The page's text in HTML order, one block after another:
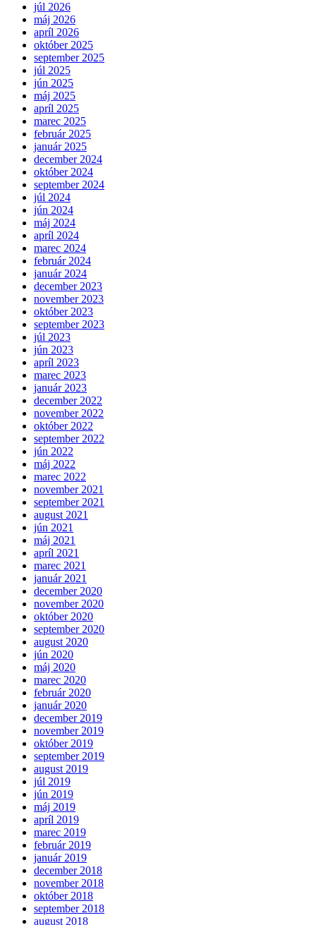
júl 2026
máj 2026
apríl 2026
október 2025
september 2025
júl 2025
jún 2025
máj 2025
apríl 2025
marec 2025
február 2025
január 2025
december 2024
október 2024
september 2024
júl 2024
jún 2024
máj 2024
apríl 2024
marec 2024
február 2024
január 2024
december 2023
november 2023
október 2023
september 2023
júl 2023
jún 2023
apríl 2023
marec 2023
január 2023
december 2022
november 2022
október 2022
september 2022
jún 2022
máj 2022
marec 2022
november 2021
september 2021
august 2021
jún 2021
máj 2021
apríl 2021
marec 2021
január 2021
december 2020
november 2020
október 2020
september 2020
august 2020
jún 2020
máj 2020
marec 2020
február 2020
január 2020
december 2019
november 2019
október 2019
september 2019
august 2019
júl 2019
jún 2019
máj 2019
apríl 2019
marec 2019
február 2019
január 2019
december 2018
november 2018
október 2018
september 2018
august 2018